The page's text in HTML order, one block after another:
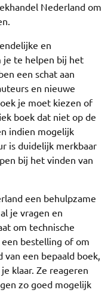
Nederland om
en
je te helpen bij het
een schat aan
en nieuwe
je moet kiezen of
boek dat niet op de
indien mogelijk
is duidelijk merkbaar
bij het vinden van
een behulpzame
je vragen en
om technische
bestelling of om
een bepaald boek,
klaar. Ze reageren
zo goed mogelijk